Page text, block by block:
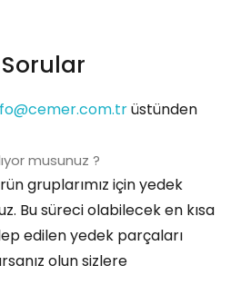
Sorular
üstünden
musunuz ?
gruplarımız için yedek
Bu süreci olabilecek en kısa
edilen yedek parçaları
olun sizlere